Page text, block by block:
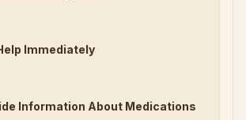
Immediately
Information About Medications